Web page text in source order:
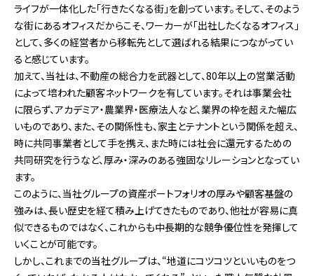
ライフが一体化した「行きたくなる街」を創っています。そして、そのよう
な街にあるオフィスだからこそ、ワーカーが「出社したくなるオフィス」
として、多くの経営者から移転先として選ばれる結果につながってい
ると感じています。
加えて、当社は、不動産の総合力を武器として、80年以上の営業活動
によって培われた顧客ネットワークを有しています。それは事業会社
に限らず、アカデミア・農業界・医療法人など、業界の枠を超えた幅広
いものであり、また、その関係性も、家主とテナントという関係を超え、
時に共同事業者として手を携え、また時には社会に還元するための
共同研究を行うなど、厚み・深みのある強固なリレーションとなってい
ます。
このように、当社グループの資産ポートフォリオの厚みや顧客基盤の
強みは、長い歴史を経て積み上げてきたものであり、他社が容易に真
似できるものではなく、これからも中長期的な競争優位性を発揮して
いくことが可能です。
しかし、これまでの当社グループは、“地道にコツコツといいものをつ